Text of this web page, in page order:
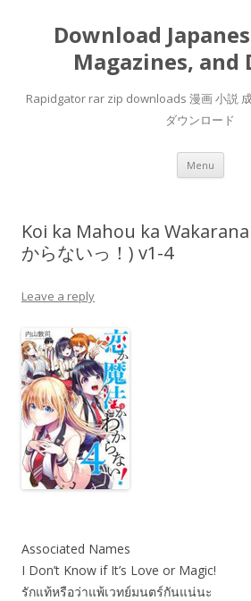
Download
Magazines, and
Rapidgator rar zip downloads 漫画 小説
ダウンロード
Menu Skip
Koi ka Mahou ka
からないっ！) v1-4
Leave a reply
Associated Names
I Don’t Know if It’s Love or Magic!
รักแท้หรือว่าแพ้เวทย์มนตร์กันแน่นะ